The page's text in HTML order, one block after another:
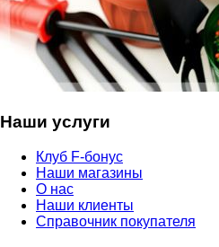
Наши услуги
Клуб F-бонус
Наши магазины
О нас
Наши клиенты
Справочник покупателя